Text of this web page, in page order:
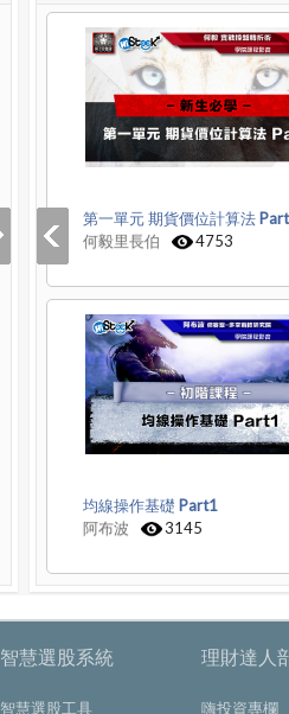
第一單元 期貨價位計算法
何毅里長伯
4753
均線操作基礎 Part1
阿布波
3145
智慧選股系統
智慧選股工具
理財達人
嗨投資專欄